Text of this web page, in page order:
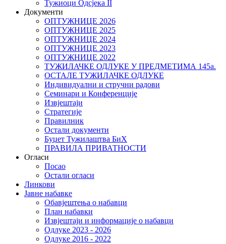
Тужиоци Oдсјекa II
Документи
ОПТУЖНИЦЕ 2026
ОПТУЖНИЦЕ 2025
ОПТУЖНИЦЕ 2024
ОПТУЖНИЦЕ 2023
ОПТУЖНИЦЕ 2022
ТУЖИЛАЧКЕ ОДЛУКЕ У ПРЕДМЕТИМА 145а.
ОСТАЛЕ ТУЖИЛАЧКЕ ОДЛУКЕ
Индивидуални и стручни радови
Семинари и Конференције
Извјештаји
Стратегије
Правилник
Остали документи
Буџет Тужилаштва БиХ
ПРАВИЛА ПРИВАТНОСТИ
Огласи
Посао
Остали огласи
Линкови
Јавне набавке
Обавјештења о набавци
План набавки
Извјештаји и информације о набавци
Одлуке 2023 - 2026
Одлуке 2016 - 2022